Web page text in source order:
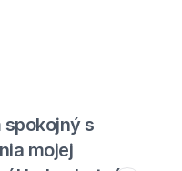
spokojný s
mojej